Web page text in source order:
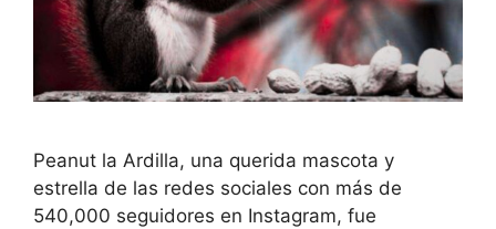
Peanut la Ardilla, una querida mascota y
estrella de las redes sociales con más de
540,000 seguidores en Instagram, fue